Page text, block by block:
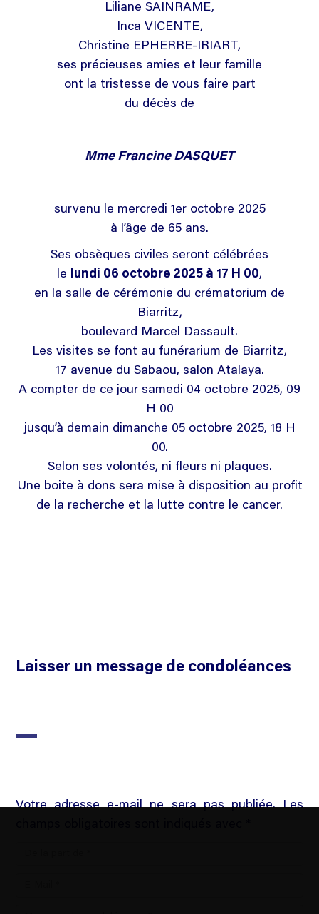
Liliane SAINRAME,
Inca VICENTE,
Christine EPHERRE-IRIART,
ses précieuses amies et leur famille
ont la tristesse de vous faire part
du décès de
Mme Francine DASQUET
survenu le mercredi 1er octobre 2025
à l’âge de 65 ans.
Ses obsèques civiles seront célébrées
le lundi 06 octobre 2025 à 17 H 00,
en la salle de cérémonie du crématorium de
Biarritz,
boulevard Marcel Dassault.
Les visites se font au funérarium de Biarritz,
17 avenue du Sabaou, salon Atalaya.
A compter de ce jour samedi 04 octobre 2025, 09
H 00
jusqu’à demain dimanche 05 octobre 2025, 18 H
00.
Selon ses volontés, ni fleurs ni plaques.
Une boite à dons sera mise à disposition au profit
de la recherche et la lutte contre le cancer.
Laisser un message de condoléances
Votre adresse e-mail ne sera pas publiée. Les